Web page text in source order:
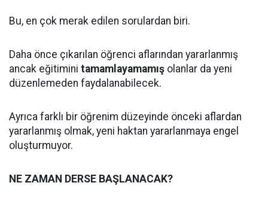
Bu, en çok merak edilen sorulardan biri.
Daha önce çıkarılan öğrenci aflarından yararlanmış
ancak eğitimini tamamlayamamış olanlar da yeni
düzenlemeden faydalanabilecek.
Ayrıca farklı bir öğrenim düzeyinde önceki aflardan
yararlanmış olmak, yeni haktan yararlanmaya engel
oluşturmuyor.
NE ZAMAN DERSE BAŞLANACAK?